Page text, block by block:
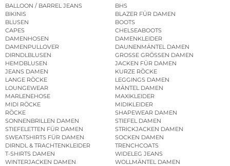
BALLOON / BARREL JEANS
BHS
BIKINIS
BLAZER FÜR DAMEN
BLUSEN
BOOTS
CAPES
CHELSEABOOTS
DAMENHOSEN
DAMENKLEIDER
DAMENPULLOVER
DAUNENMÄNTEL DAMEN
DIRNDLBLUSEN
GROSSE GRÖSSEN DAMEN
HEMDBLUSEN
JACKEN FÜR DAMEN
JEANS DAMEN
KURZE RÖCKE
LANGE RÖCKE
LEGGINGS DAMEN
LOUNGEWEAR
MÄNTEL DAMEN
MARLENEHOSE
MAXIKLEIDER
MIDI RÖCKE
MIDIKLEIDER
RÖCKE
SHAPEWEAR DAMEN
SONNENBRILLEN DAMEN
STIEFEL DAMEN
STIEFELETTEN FÜR DAMEN
STRICKJACKEN DAMEN
SWEATSHIRTS FÜR DAMEN
SOCKEN DAMEN
DIRNDL & TRACHTENKLEIDER
TRENCHCOATS
T-SHIRTS DAMEN
WIDELEG JEANS
WINTERJACKEN DAMEN
WOLLMÄNTEL DAMEN